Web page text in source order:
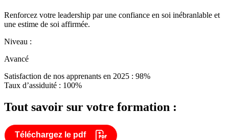
Renforcez votre leadership par une confiance en soi inébranlable et
une estime de soi affirmée.
Niveau :
Avancé
Satisfaction de nos apprenants en 2025 : 98%
Taux d’assiduité : 100%
Tout savoir sur votre formation :
Téléchargez le pdf